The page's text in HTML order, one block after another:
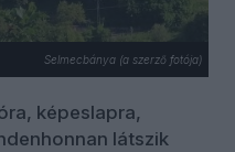
Selmecbánya (a szerző fotója)
képeslapra,
látszik